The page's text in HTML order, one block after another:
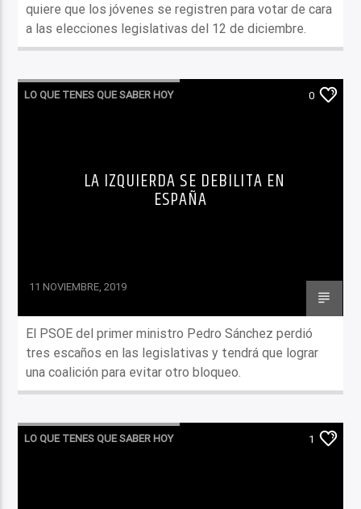
quiere que los jóvenes se registren para votar de cara
a las elecciones legislativas del 12 de diciembre.
LO QUE TENES QUE SABER HOY 0
LA IZQUIERDA SE DEBILITA EN
ESPAÑA
11 NOVIEMBRE, 2019
El PSOE del primer ministro Pedro Sánchez perdió
tres escaños en las legislativas y tendrá que lograr
una coalición para evitar otro bloqueo.
LO QUE TENES QUE SABER HOY 1